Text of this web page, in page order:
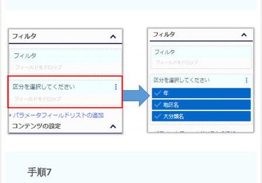
手順7